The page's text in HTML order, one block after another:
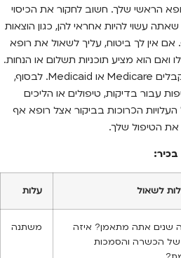
הראשי שלך. חשוב לחקור את הכיסוי
עשוי להיות אחראי להן, כגון הוצאות
אין לך ביטוח, עליך לשאול את רופא
ואם הוא מציע תוכניות תשלום או הנחות.
אתה צריך גם לשאול אם הם מקבלים Medicare או Medicaid. לבסוף,
עבור בדיקות, טיפולים או הליכים
העלויות הכרוכות בביקור אצל רופא אף
את הטיפול שלך.
בכיר:
לשאול עלות
שנים אתה מתאמן? איזה
של הכשרה והסמכות
משתנה